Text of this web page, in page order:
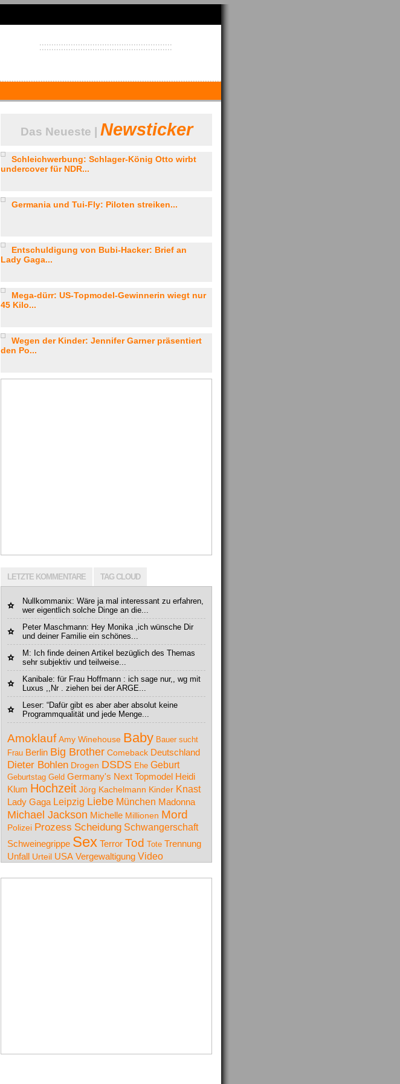
Das Neueste | Newsticker
Schleichwerbung: Schlager-König Otto wirbt
undercover für NDR...
Germania und Tui-Fly: Piloten streiken...
Entschuldigung von Bubi-Hacker: Brief an
Lady Gaga...
Mega-dürr: US-Topmodel-Gewinnerin wiegt nur
45 Kilo...
Wegen der Kinder: Jennifer Garner präsentiert
den Po...
LETZTE KOMMENTARE TAG CLOUD
Nullkommanix: Wäre ja mal interessant zu erfahren,
wer eigentlich solche Dinge an die...
Peter Maschmann: Hey Monika ,ich wünsche Dir
und deiner Familie ein schönes...
M : Ich finde deinen Artikel bezüglich des Themas
sehr subjektiv und teilweise...
Kanibale: für Frau Hoffmann : ich sage nur,, wg mit
Luxus ,,Nr . ziehen bei der ARGE...
Leser: “Dafür gibt es aber aber absolut keine
Programmqualität und jede Menge...
Amoklauf Amy Winehouse Baby Bauer sucht
Frau Berlin Big Brother Comeback Deutschland
Dieter Bohlen Drogen DSDS Ehe Geburt
Geburtstag Geld Germany's Next Topmodel Heidi
Klum Hochzeit Jörg Kachelmann Kinder Knast
Lady Gaga Leipzig Liebe München Madonna
Michael Jackson Michelle Millionen Mord
Polizei Prozess Scheidung Schwangerschaft
Schweinegrippe Sex Terror Tod Tote Trennung
Unfall Urteil USA Vergewaltigung Video